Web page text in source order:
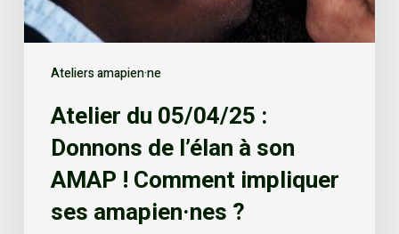
Ateliers amapien·ne
Atelier du 05/04/25 :
Donnons de l’élan à son
AMAP ! Comment impliquer
ses amapien·nes ?